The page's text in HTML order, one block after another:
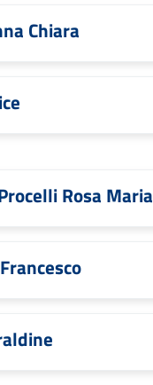
Chiara
Rosa Maria